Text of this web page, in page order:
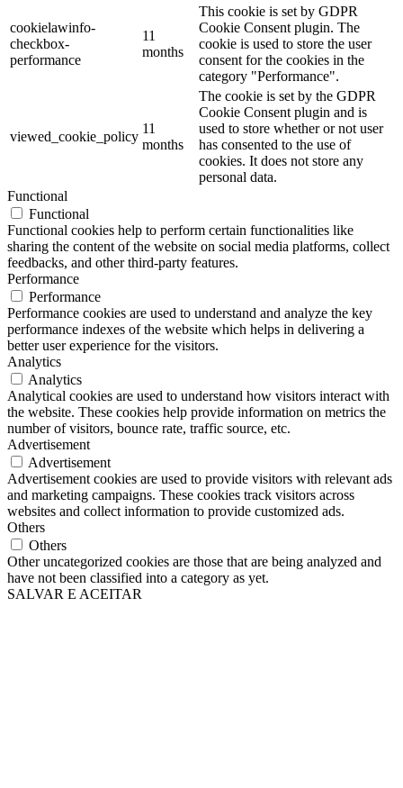
cookielawinfo-
checkbox-
performance
11
months
This cookie is set by GDPR
Cookie Consent plugin. The
cookie is used to store the user
consent for the cookies in the
category "Performance".
viewed_cookie_policy
11
months
The cookie is set by the GDPR
Cookie Consent plugin and is
used to store whether or not user
has consented to the use of
cookies. It does not store any
personal data.
Functional
Functional
Functional cookies help to perform certain functionalities like
sharing the content of the website on social media platforms, collect
feedbacks, and other third-party features.
Performance
Performance
Performance cookies are used to understand and analyze the key
performance indexes of the website which helps in delivering a
better user experience for the visitors.
Analytics
Analytics
Analytical cookies are used to understand how visitors interact with
the website. These cookies help provide information on metrics the
number of visitors, bounce rate, traffic source, etc.
Advertisement
Advertisement
Advertisement cookies are used to provide visitors with relevant ads
and marketing campaigns. These cookies track visitors across
websites and collect information to provide customized ads.
Others
Others
Other uncategorized cookies are those that are being analyzed and
have not been classified into a category as yet.
SALVAR E ACEITAR